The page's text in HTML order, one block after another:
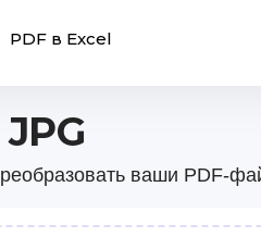
PDF в Excel
ваши PDF-